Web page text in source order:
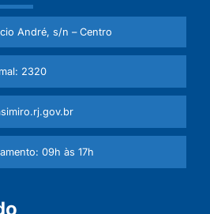
André, s/n – Centro
2320
09h às 17h